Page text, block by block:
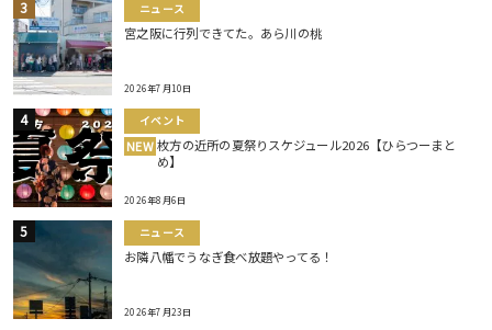
ニュース
宮之阪に行列できてた。あら川の桃
2026年7月10日
イベント
NEW 枚方の近所の夏祭りスケジュール2026【ひらつーまと
め】
2026年8月6日
ニュース
お隣八幡でうなぎ食べ放題やってる！
2026年7月23日